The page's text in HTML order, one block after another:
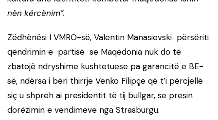
nën kërcënim”.
Zëdhënësi I VMRO-së, Valentin Manasievski përsëriti
qëndrimin e partisë se Maqedonia nuk do të
zbatojë ndryshime kushtetuese pa garancitë e BE-
së, ndërsa i bëri thirrje Venko Filipçe që t’i përcjellë
siç u shpreh ai presidentit të tij bullgar, se presin
dorëzimin e vendimeve nga Strasburgu.